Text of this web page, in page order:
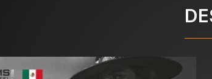
manera uniforme hasta 680 – 720 °C
del 4140 PH / 4142 PH